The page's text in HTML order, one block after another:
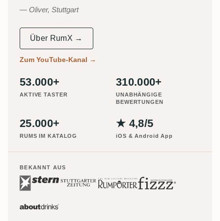
Oliver, Stuttgart
Über RumX →
Zum YouTube-Kanal →
53.000+
AKTIVE TASTER
310.000+
UNABHÄNGIGE
BEWERTUNGEN
25.000+
RUMS IM KATALOG
★ 4,8/5
iOS & Android App
BEKANNT AUS